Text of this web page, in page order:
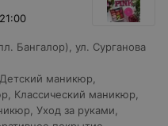
Бангалор)
ул. Сурганова
Детский маникюр
Классический маникюр
Уход за руками